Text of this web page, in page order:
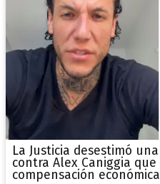
La Justicia desestimó
contra Alex Caniggia
compensación económica